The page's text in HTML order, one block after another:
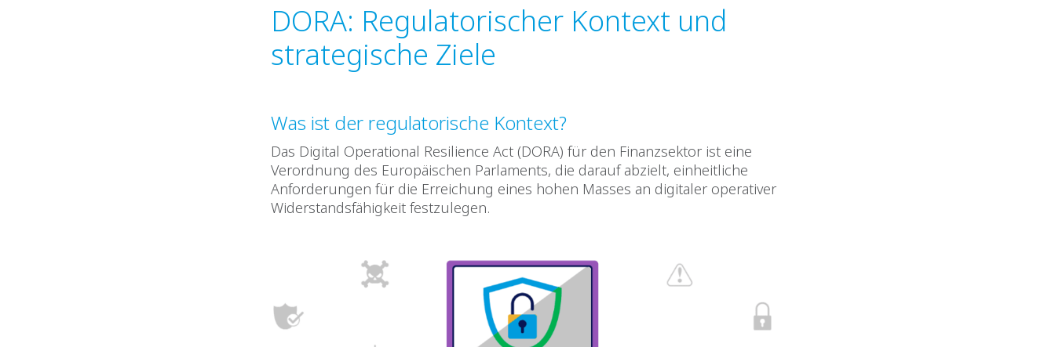
DORA: Regulatorischer Kontext und
strategische Ziele
Was ist der regulatorische Kontext?
Das Digital Operational Resilience Act (DORA) für den Finanzsektor ist eine
Verordnung des Europäischen Parlaments, die darauf abzielt, einheitliche
Anforderungen für die Erreichung eines hohen Masses an digitaler operativer
Widerstandsfähigkeit festzulegen.